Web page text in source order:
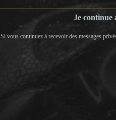
Je continue
Si vous continuez à recevoir des messages